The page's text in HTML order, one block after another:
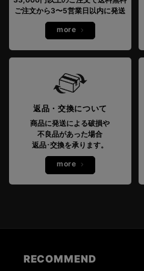
ご注文から3〜5営業日以内に発送
more
返品・交換について
商品に発送による破損や
不良品があった場合
返品･交換を承ります。
more
RECOMMEND